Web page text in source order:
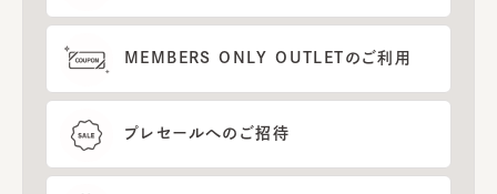
MEMBERS ONLY OUTLETのご利用
プレセールへのご招待